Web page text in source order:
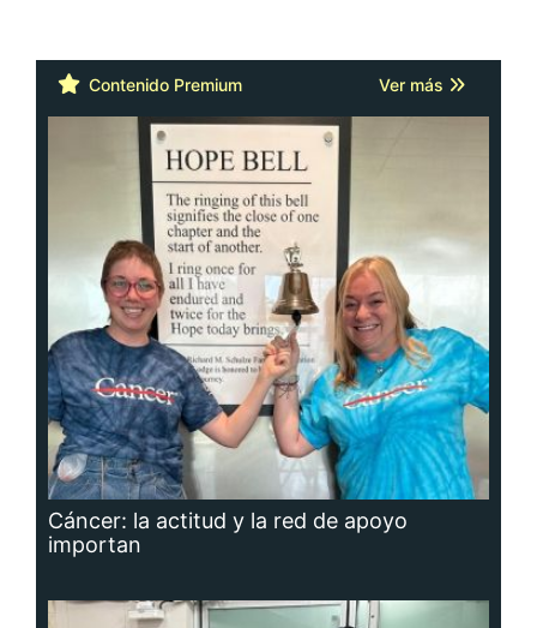
Contenido Premium Ver más
Cáncer: la actitud y la red de apoyo
importan